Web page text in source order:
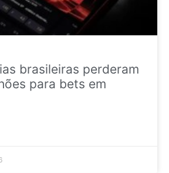
brasileiras perderam
para bets em